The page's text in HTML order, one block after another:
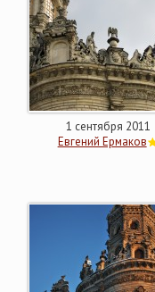
1 сентября 2011
Евгений Ермаков